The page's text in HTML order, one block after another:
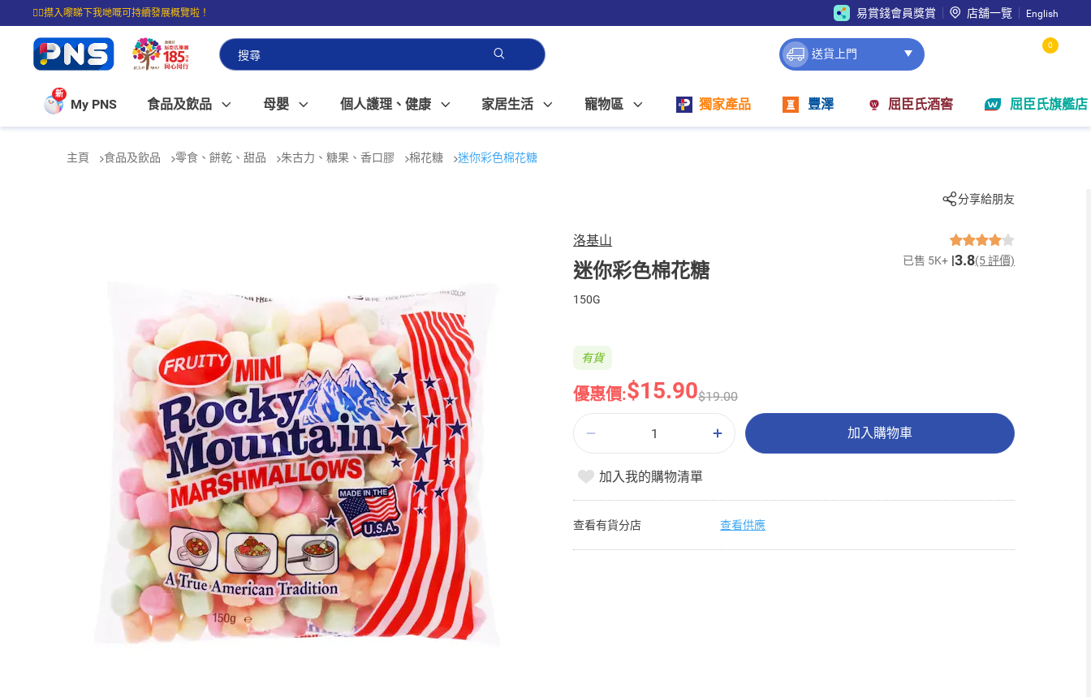
☝🏼㩒入嚟睇下我哋嘅可持續發展概覽啦！
⭐購物滿$399即享免費送貨；滿$100即可免費店取。
易賞錢會員獎賞 店舖一覽 English
送貨上門
0
新
My PNS 食品及飲品 母嬰 個人護理、健康 家居生活 寵物區 獨家產品 豐澤 屈臣氏酒窖 屈臣氏旗艦店
主頁 食品及飲品 零食、餅乾、甜品 朱古力、糖果、香口膠 棉花糖 迷你彩色棉花糖
分享給朋友
洛基山
迷你彩色棉花糖 已售 5K+ 3.8(5 評價)
150G
優惠價:$15.90$19.00
有貨
加入購物車
加入我的購物清單
查看有貨分店 查看供應